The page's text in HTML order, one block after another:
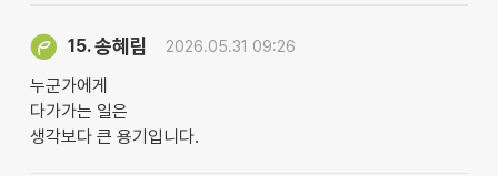
15.송혜림 2026.05.31 09:26
누군가에게
다가가는 일은
생각보다 큰 용기입니다.